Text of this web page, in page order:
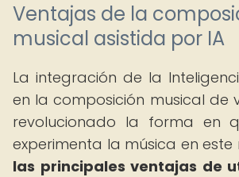
Ventajas de la
musical asistida por IA
La integración de la
en la composición musical de
revolucionado la forma en
experimenta la música en este
las principales ventajas de